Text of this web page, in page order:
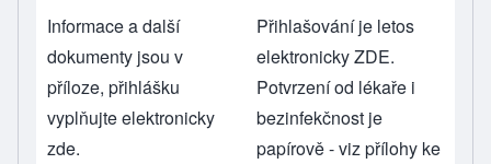
Informace a další
dokumenty jsou v
příloze, přihlášku
vyplňujteelektronicky
zde.
Přihlašování je letos
elektronickyZDE.
Potvrzení od lékaře i
bezinfekčnost je
papírově - viz přílohy ke